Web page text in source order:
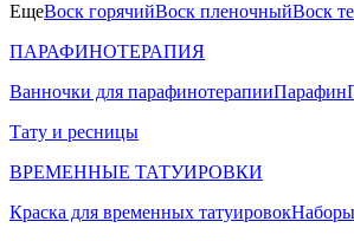
ЕщеВоск горячийВоск пленочныйВоск
ПАРАФИНОТЕРАПИЯ
Ванночки для парафинотерапииПарафин
Тату и ресницы
ВРЕМЕННЫЕ ТАТУИРОВКИ
Краска для временных татуировок